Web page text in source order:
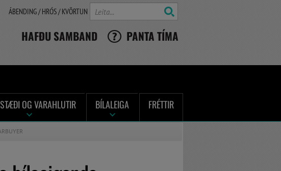
Leita
ÁBENDING / HRÓS / KVÖRTUN
HAFÐU SAMBAND PANTA TÍMA
OG VARAHLUTIR BÍLALEIGA FRÉTTIR